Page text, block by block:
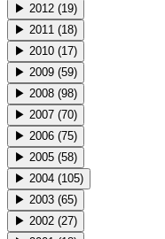
▶ 2012 (19)
▶ 2011 (18)
▶ 2010 (17)
▶ 2009 (59)
▶ 2008 (98)
▶ 2007 (70)
▶ 2006 (75)
▶ 2005 (58)
▶ 2004 (105)
▶ 2003 (65)
▶ 2002 (27)